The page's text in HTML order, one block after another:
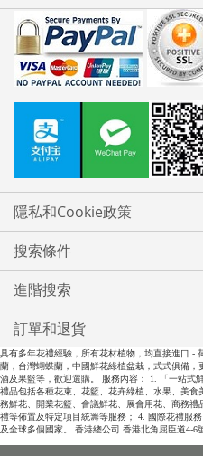
隱私和Cookie政策
搜索條件
進階搜索
訂單和退貨
具有多年花禮經驗，所有花材植物，均直接進口 -
蘭，台灣蝴蝶蘭，中國鮮花綠植盆栽，式式俱備
酒及果籃等，歡迎選購。 服務內容： 1. 「一站式
禮品包括各種花束、花籃、花卉綠植、水果、美
務鮮花、開業花籃、會議鮮花、展會用花、商務
禮等佈置及特定項目統籌等服務； 4. 國際花禮服
及全球多個國家。 香港總公司 香港北角屈臣道4-6